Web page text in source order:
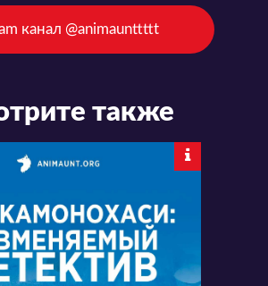
канал @animaunttttt
также